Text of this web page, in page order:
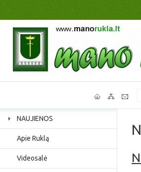
NAUJIENOS
Apie Ruklą
Videosalė